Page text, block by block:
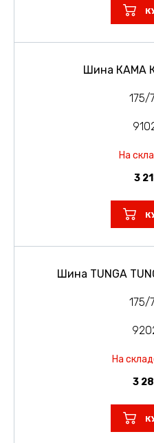
Шина КАМА
175/
На
3
Шина TUNGA
175/
На
3